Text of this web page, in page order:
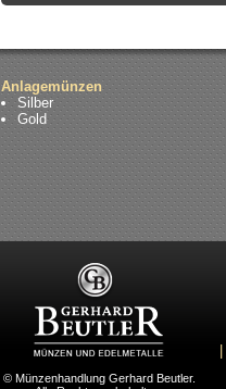
Anlagemünzen
Silber
Gold
© Münzenhandlung Gerhard Beutler.